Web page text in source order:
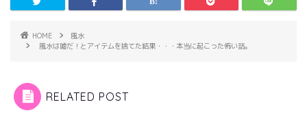
HOME
風水
風水は嘘だ！とアイテムを捨てた結果・・・本当に起こった怖い話。
RELATED POST